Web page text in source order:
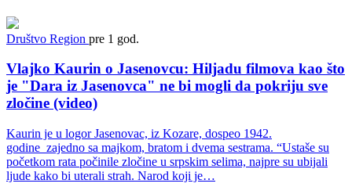
Društvo Region pre 1 god.
Vlajko Kaurin o Jasenovcu: Hiljadu filmova kao što
je "Dara iz Jasenovca" ne bi mogli da pokriju sve
zločine (video)
Kaurin je u logor Jasenovac, iz Kozare, dospeo 1942.
godine zajedno sa majkom, bratom i dvema sestrama. “Ustaše su
početkom rata počinile zločine u srpskim selima, najpre su ubijali
ljude kako bi uterali strah. Narod koji je…